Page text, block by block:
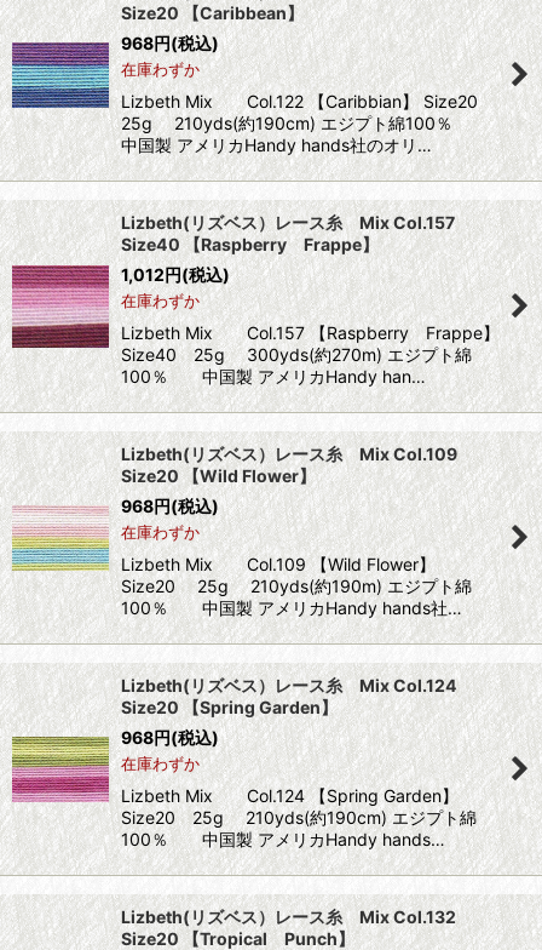
Size20 【Caribbean】
968円(税込)
在庫わずか
Lizbeth Mix Col.122 【Caribbian】 Size20
25g 210yds(約190cm) エジプト綿100％
中国製 アメリカHandy hands社のオリ…
Lizbeth(リズベス）レース糸 Mix Col.157
Size40 【Raspberry Frappe】
1,012円(税込)
在庫わずか
Lizbeth Mix Col.157 【Raspberry Frappe】
Size40 25g 300yds(約270m) エジプト綿
100％ 中国製 アメリカHandy han…
Lizbeth(リズベス）レース糸 Mix Col.109
Size20 【Wild Flower】
968円(税込)
在庫わずか
Lizbeth Mix Col.109 【Wild Flower】
Size20 25g 210yds(約190m) エジプト綿
100％ 中国製 アメリカHandy hands社…
Lizbeth(リズベス）レース糸 Mix Col.124
Size20 【Spring Garden】
968円(税込)
在庫わずか
Lizbeth Mix Col.124 【Spring Garden】
Size20 25g 210yds(約190cm) エジプト綿
100％ 中国製 アメリカHandy hands…
Lizbeth(リズベス）レース糸 Mix Col.132
Size20 【Tropical Punch】